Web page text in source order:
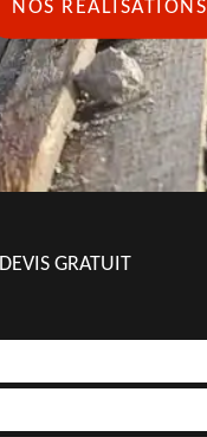
NOS RÉALISATIONS
DEVIS GRATUIT